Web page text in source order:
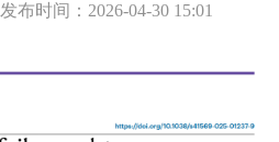
发布时间：2026-04-30 15:01